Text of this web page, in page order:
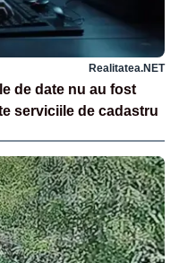
Realitatea.NET
de date nu au fost
serviciile de cadastru